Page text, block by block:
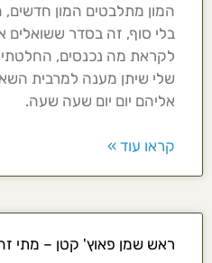
המון מתלבטים המון
בלי סוף, זה בסדר ששואלים
לקראת מה נכנסים,
שלי שיתן מענה למרבית
אליהם יום יום שעה שעה.
קראו עוד »
ראש שמן פאוץ' קטן – מתי